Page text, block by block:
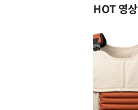
HOT 영상